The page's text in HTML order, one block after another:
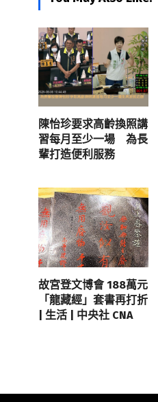
陳怡珍要求高齡換照講
習每月至少一場 為長
輩打造便利服務
故宮登文博會 188萬元
「龍藏經」套書再打折
| 生活 | 中央社 CNA